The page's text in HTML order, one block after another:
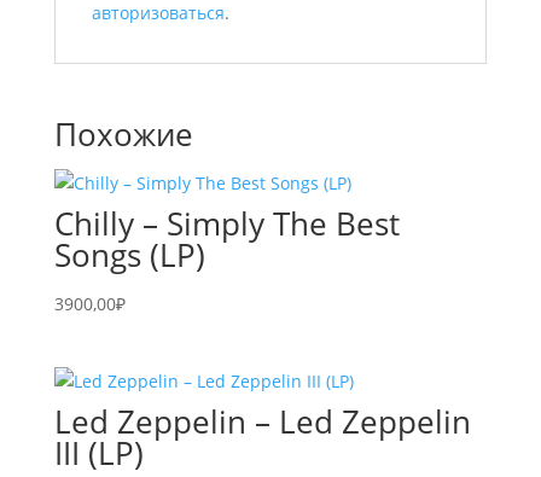
авторизоваться.
Похожие
Chilly – Simply The Best
Songs (LP)
3900,00₽
Led Zeppelin – Led Zeppelin
III (LP)